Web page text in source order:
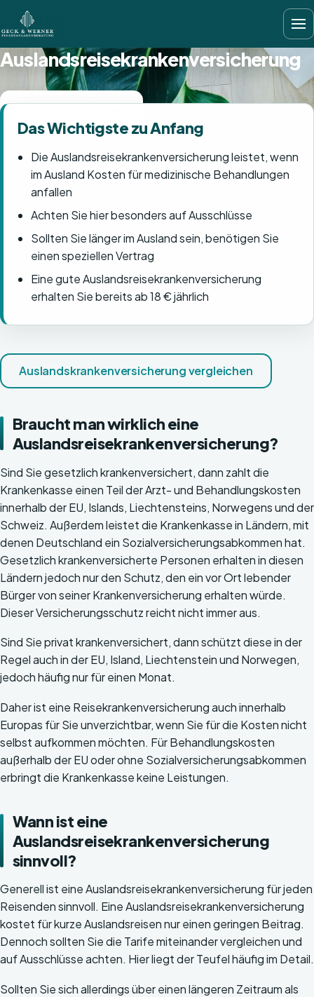
Auslandsreisekrankenversicherung
Beratung anfragen
Das Wichtigste zu Anfang
Die Auslandsreisekrankenversicherung leistet, wenn
im Ausland Kosten für medizinische Behandlungen
anfallen
Achten Sie hier besonders auf Ausschlüsse
Sollten Sie länger im Ausland sein, benötigen Sie
einen speziellen Vertrag
Eine gute Auslandsreisekrankenversicherung
erhalten Sie bereits ab 18 € jährlich
Auslandskrankenversicherung vergleichen
Braucht man wirklich eine
Auslandsreisekrankenversicherung?
Sind Sie gesetzlich krankenversichert, dann zahlt die
Krankenkasse einen Teil der Arzt- und Behandlungskosten
innerhalb der EU, Islands, Liechtensteins, Norwegens und der
Schweiz. Außerdem leistet die Krankenkasse in Ländern, mit
denen Deutschland ein Sozialversicherungsabkommen hat.
Gesetzlich krankenversicherte Personen erhalten in diesen
Ländern jedoch nur den Schutz, den ein vor Ort lebender
Bürger von seiner Krankenversicherung erhalten würde.
Dieser Versicherungsschutz reicht nicht immer aus.
Sind Sie privat krankenversichert, dann schützt diese in der
Regel auch in der EU, Island, Liechtenstein und Norwegen,
jedoch häufig nur für einen Monat.
Daher ist eine Reisekrankenversicherung auch innerhalb
Europas für Sie unverzichtbar, wenn Sie für die Kosten nicht
selbst aufkommen möchten. Für Behandlungskosten
außerhalb der EU oder ohne Sozialversicherungsabkommen
erbringt die Krankenkasse keine Leistungen.
Wann ist eine
Auslandsreisekrankenversicherung
sinnvoll?
Generell ist eine Auslandsreisekrankenversicherung für jeden
Reisenden sinnvoll. Eine Auslandsreisekrankenversicherung
kostet für kurze Auslandsreisen nur einen geringen Beitrag.
Dennoch sollten Sie die Tarife miteinander vergleichen und
auf Ausschlüsse achten. Hier liegt der Teufel häufig im Detail.
Sollten Sie sich allerdings über einen längeren Zeitraum als